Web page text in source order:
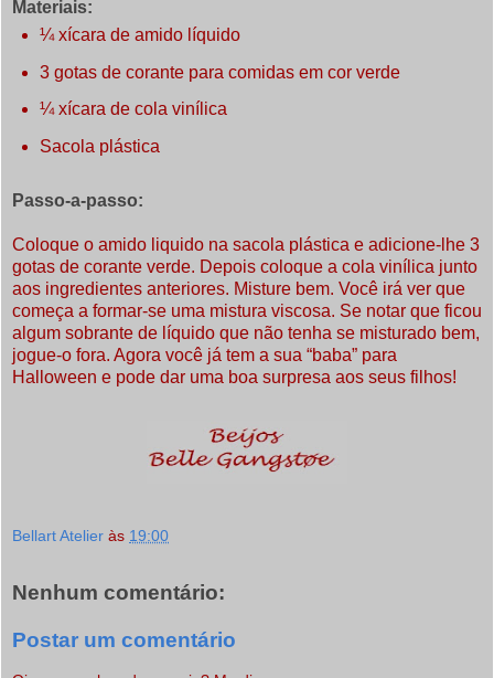
Materiais:
¼ xícara de amido líquido
3 gotas de corante para comidas em cor verde
¼ xícara de cola vinílica
Sacola plástica
Passo-a-passo:
Coloque o amido liquido na sacola plástica e adicione-lhe 3
gotas de corante verde. Depois coloque a cola vinílica junto
aos ingredientes anteriores. Misture bem. Você irá ver que
começa a formar-se uma mistura viscosa. Se notar que ficou
algum sobrante de líquido que não tenha se misturado bem,
jogue-o fora. Agora você já tem a sua “baba” para
Halloween e pode dar uma boa surpresa aos seus filhos!
Bellart Atelier às 19:00
Nenhum comentário:
Postar um comentário